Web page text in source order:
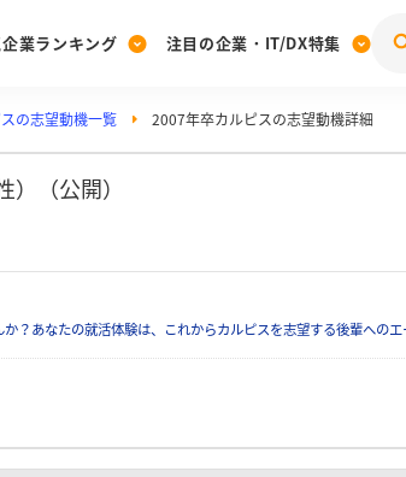
[27卒] 本選考体験記投稿キャンペ
企業ランキング 注目の企業・IT/DX特集
の志望動機一覧 2007年卒カルピスの志望動機詳細
（公開）
？あなたの就活体験は、これからカルピスを志望する後輩へのエ